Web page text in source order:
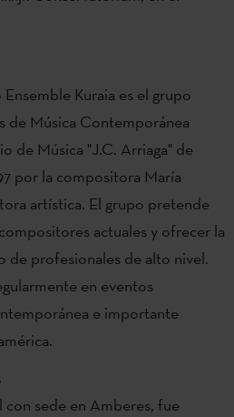
Kuraia es el grupo
de Música Contemporánea
de Música "J.C. Arriaga" de
por la compositora María
artística. El grupo pretende
actuales y ofrecer la
de profesionales de alto nivel.
en eventos
e importante
sede en Amberes, fue